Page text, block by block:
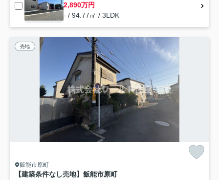
2,890万円
- / 94.77㎡ / 3LDK
売地
飯能市原町
【建築条件なし売地】飯能市原町